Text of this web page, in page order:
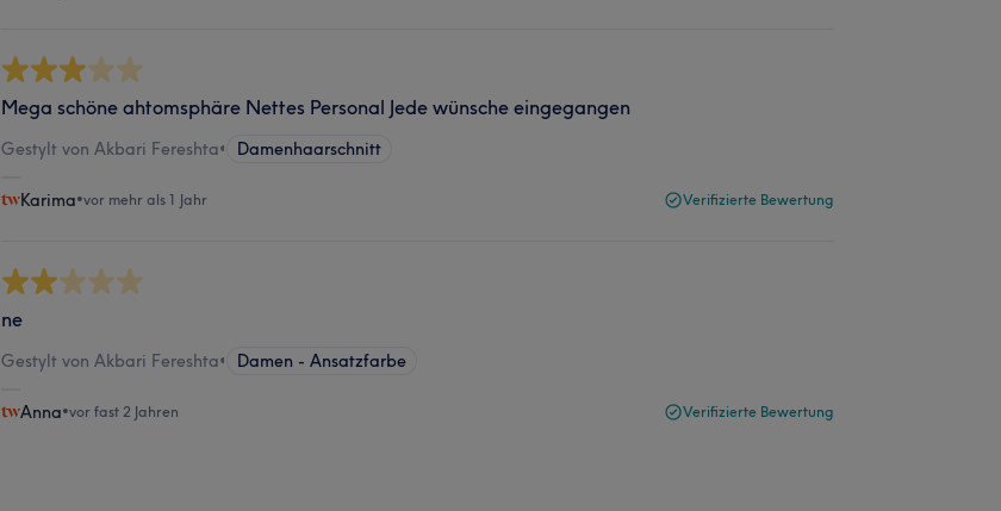
Mega schöne ahtomsphäre Nettes Personal Jede wünsche eingegangen
Gestylt von Akbari Fereshta• Damenhaarschnitt
Karima•vor mehr als 1 Jahr Verifizierte Bewertung
ne
Gestylt von Akbari Fereshta• Damen - Ansatzfarbe
Anna•vor fast 2 Jahren Verifizierte Bewertung